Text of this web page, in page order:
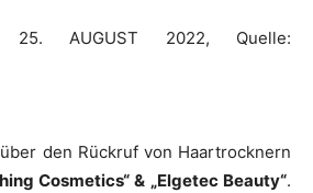
25. AUGUST 2022, Quelle:
den Rückruf von Haartrocknern
Cosmetics“ & „Elgetec Beauty“.